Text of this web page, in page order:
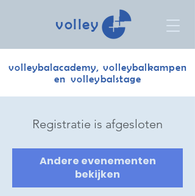
volley
volleybalacademy, volleybalkampen
en volleybalstage
Registratie is afgesloten
Andere evenementen
bekijken